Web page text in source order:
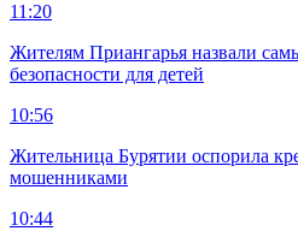
11:20
Жителям Приангарья назвали
безопасности для детей
10:56
Жительница Бурятии оспорила
мошенниками
10:44